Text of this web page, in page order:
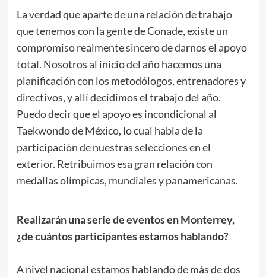
La verdad que aparte de una relación de trabajo
que tenemos con la gente de Conade, existe un
compromiso realmente sincero de darnos el apoyo
total. Nosotros al inicio del año hacemos una
planificación con los metodólogos, entrenadores y
directivos, y allí decidimos el trabajo del año.
Puedo decir que el apoyo es incondicional al
Taekwondo de México, lo cual habla de la
participación de nuestras selecciones en el
exterior. Retribuimos esa gran relación con
medallas olímpicas, mundiales y panamericanas.
Realizarán una serie de eventos en Monterrey,
¿de cuántos participantes estamos hablando?
A nivel nacional estamos hablando de más de dos